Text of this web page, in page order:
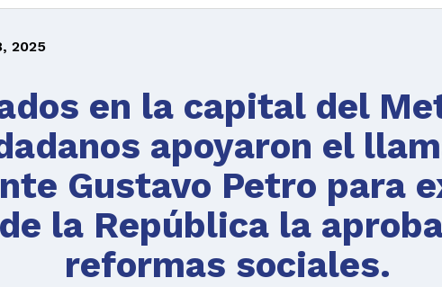
2025
en la capital del
apoyaron el
Gustavo Petro para
la República la
reformas sociales.